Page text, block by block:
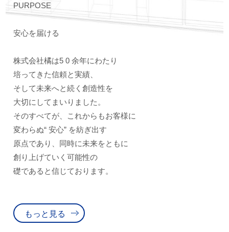
PURPOSE
安心を届ける
株式会社橘は5 0 余年にわたり
培ってきた信頼と実績、
そして未来へと続く創造性を
大切にしてまいりました。
そのすべてが、これからもお客様に
変わらぬ“ 安心” を紡ぎ出す
原点であり、同時に未来をともに
創り上げていく可能性の
礎であると信じております。
もっと見る